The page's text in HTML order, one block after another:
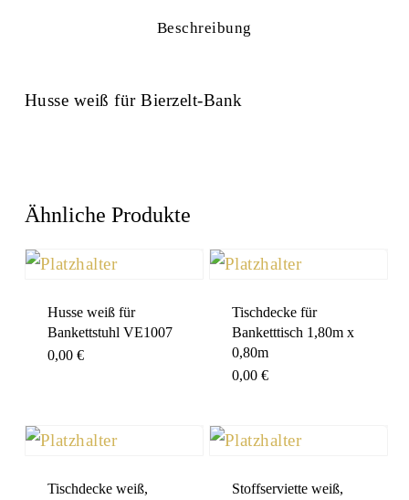
Beschreibung
Husse weiß für Bierzelt-Bank
Ähnliche Produkte
Husse weiß für
Bankettstuhl VE1007
0,00 €
Tischdecke für
Banketttisch 1,80m x
0,80m
0,00 €
Tischdecke weiß,
Stoffserviette weiß,